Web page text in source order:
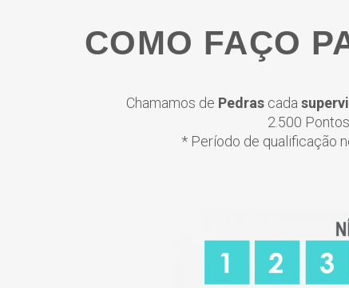
COMO FAÇO
Chamamos de Pedrascada
2.500
* Período de qualificação